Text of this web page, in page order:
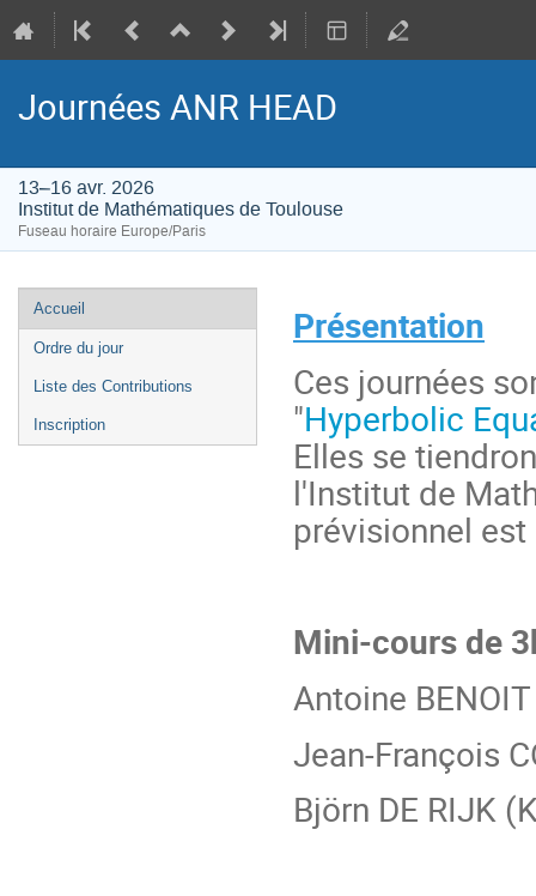
Journées ANR HEAD
13–16 avr. 2026
Institut de Mathématiques de Toulouse
Fuseau horaire Europe/Paris
Menu
de
l'événement
Accueil
Ordre du jour
Liste des Contributions
Inscription
Présentation
Ces journées
"Hyperbolic
Elles se
l'Institut de
prévisionnel
Mini-cours de
Antoine
Jean-François
Björn DE RIJK